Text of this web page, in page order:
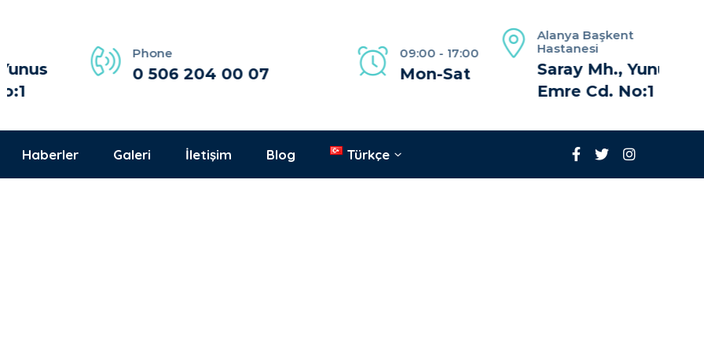
Phone
0 506 204 00 07
09:00 - 17:00
Mon-Sat
Alanya Başkent
Hastanesi
Saray Mh., Yunus
Emre Cd. No:1
Haberler Galeri İletişim Blog Türkçe